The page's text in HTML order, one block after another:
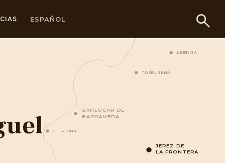
ESPAÑOL
JEREZ DE
LA FRONTERA
SANLÚCAR DE
BARRAMEDA
CHIPIONA
TREBUJENA
LEBRIJA